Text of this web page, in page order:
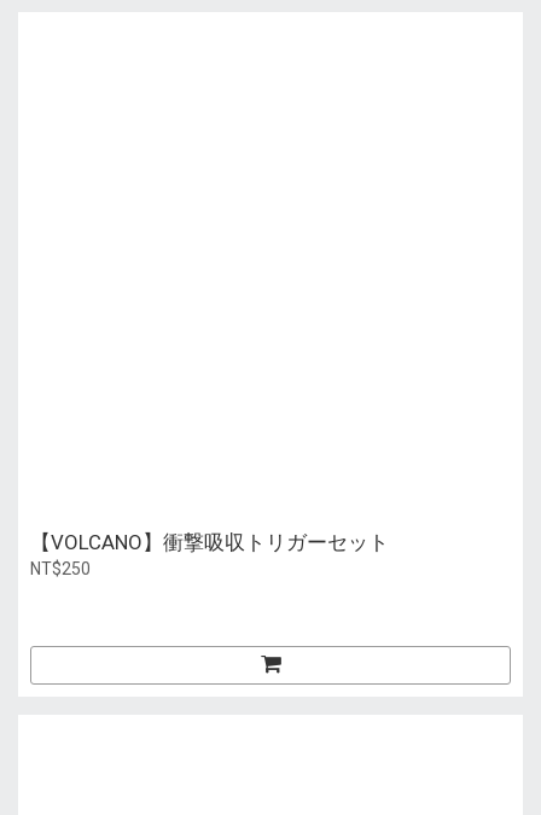
【VOLCANO】衝撃吸収トリガーセット
NT$250